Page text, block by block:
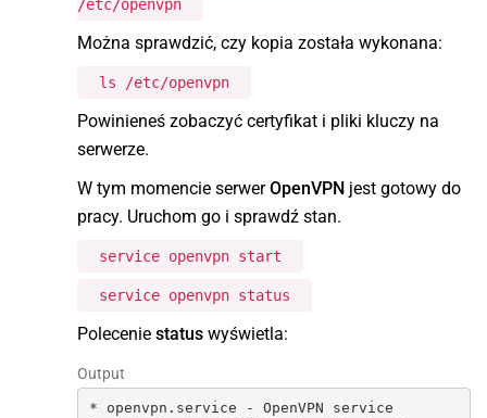
/etc/openvpn
Można sprawdzić, czy kopia została wykonana:
ls /etc/openvpn
Powinieneś zobaczyć certyfikat i pliki kluczy na
serwerze.
W tym momencie serwerOpenVPN jest gotowy do
pracy. Uruchom go i sprawdź stan.
service openvpn start
service openvpn status
Polecenie status wyświetla:
Output
* openvpn.service - OpenVPN service